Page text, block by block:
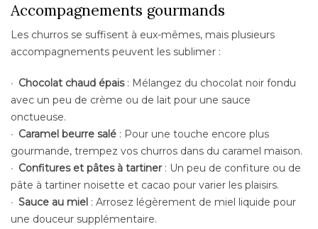
Accompagnements gourmands
Les churros se suffisent à eux-mêmes, mais plusieurs
accompagnements peuvent les sublimer :
Chocolat chaud épais: Mélangez du chocolat noir fondu
avec un peu de crème ou de lait pour une sauce
onctueuse.
Caramel beurre salé : Pour une touche encore plus
gourmande, trempez vos churros dans du caramel maison.
Confitures et pâtes à tartiner: Un peu de confiture ou de
pâte à tartiner noisette et cacao pour varier les plaisirs.
Sauce au miel : Arrosez légèrement de miel liquide pour
une douceur supplémentaire.